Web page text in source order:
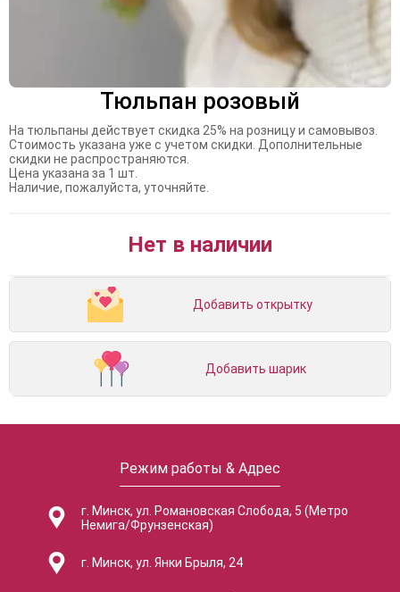
Тюльпан розовый
На тюльпаны действует скидка 25% на розницу и самовывоз.
Стоимость указана уже с учетом скидки. Дополнительные
скидки не распространяются.
Цена указана за 1 шт.
Наличие, пожалуйста, уточняйте.
Нет в наличии
Добавить открытку
Добавить шарик
Режим работы & Адрес
г. Минск, ул. Романовская Слобода, 5 (Метро
Немига/Фрунзенская)
г. Минск, ул. Янки Брыля, 24